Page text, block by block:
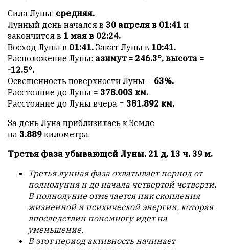
Сила Луны: средняя.
Лунный день начался в 30 апреля в 01:41 и
закончится в 1 мая в 02:24.
Восход Луны в 01:41. Закат Луны в 10:41.
Расположение Луны: азимут = 246.3°, высота =
-12.5°.
Освещенность поверхности Луны = 63%.
Расстояние до Луны = 378.003 км.
Расстояние до Луны вчера = 381.892 км.
За день Луна приблизилась к Земле
на 3.889 километра.
Третья фаза убывающей Луны. 21 д. 13 ч. 39 м.
Третья лунная фаза охватывает период от
полнолуния и до начала четвертой четверти.
В полнолуние отмечается пик скопления
жизненной и психической энергии, которая
впоследствии понемногу идет на
уменьшение.
В этот период активность начинает